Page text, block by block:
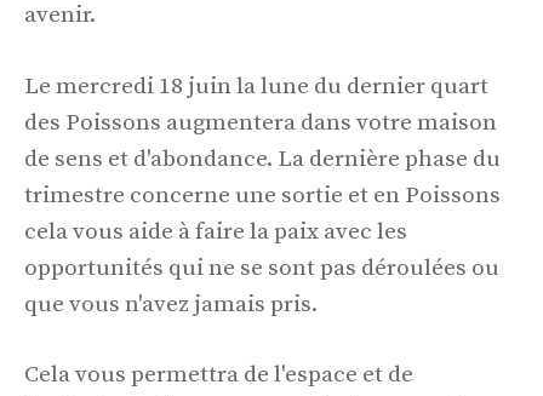
avenir.
Le mercredi 18 juin la lune du dernier quart
des Poissons augmentera dans votre maison
de sens et d'abondance. La dernière phase du
trimestre concerne une sortie et en Poissons
cela vous aide à faire la paix avec les
opportunités qui ne se sont pas déroulées ou
que vous n'avez jamais pris.
Cela vous permettra de l'espace et de